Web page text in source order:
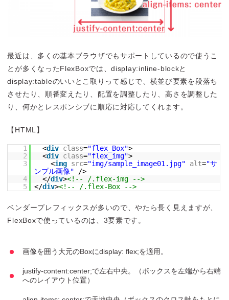
最近は、多くの基本ブラウザでもサポートしているので使うこ
とが多くなったFlexBoxでは、display:inline-blockと
display:tableのいいとこ取りって感じで、横並び要素を段落ち
させたり、順番変えたり、配置を調整したり、高さを調整した
り、何かとレスポンシブに順応に対応してくれます。
【HTML】
1 <div class="flex_Box">
2
<div class="flex_img">
3
<img src="img/sample_image01.jpg" alt="サ
ンプル画像"
/>
4
</div><!-- /.flex-img -->
5
</div><!-- /.flex-Box -->
ベンダープレフィックスが多いので、やたら長く見えますが、
FlexBoxで使っているのは、3要素です。
画像を囲う大元のBoxにdisplay: flex;を適用。
justify-content:center;で左右中央。（ボックスを左端から右端
へのレイアウト位置）